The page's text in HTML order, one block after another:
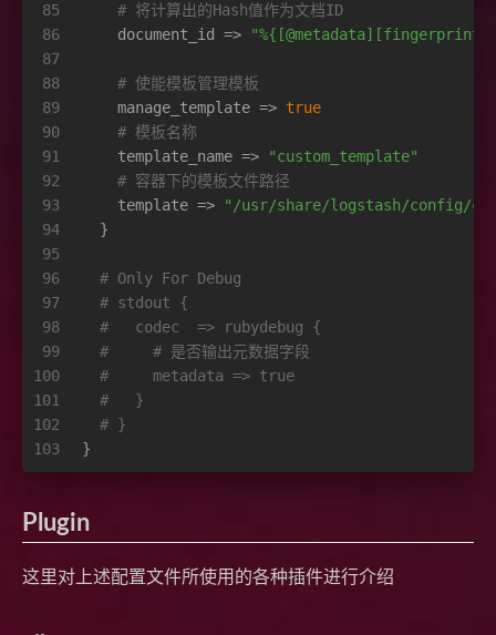
85
86
87
88
89
90
91
92
93
94
95
96
97
98
99
100
101
102
103
# 将计算出的Hash值作为文档ID
    document_id =>
# 使能模板管理模板
    manage_template =>
true
# 模板名称
    template_name =>
"custom_template"
# 容器下的模板文件路径
    template =>
"/usr/share/logstash/config/
  }
# Only For Debug
# stdout {
#   codec  => rubydebug {
#     # 是否输出元数据字段
#     metadata => true
#   }
# }
}
Plugin
这里对上述配置文件所使用的各种插件进行介绍